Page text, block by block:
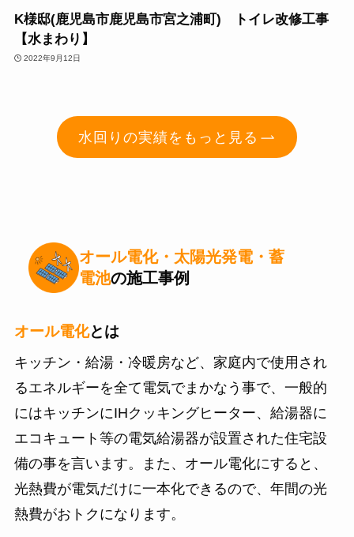
K様邸(鹿児島市鹿児島市宮之浦町) トイレ改修工事
【水まわり】
2022年9月12日
水回りの実績をもっと見る
オール電化・ 太陽光発電・蓄
電池の施工事例
オール電化とは
キッチン・給湯・冷暖房など、家庭内で使用され
るエネルギーを全て電気でまかなう事で、一般的
にはキッチンにIHクッキングヒーター、給湯器に
エコキュート等の電気給湯器が設置された住宅設
備の事を言います。また、オール電化にすると、
光熱費が電気だけに一本化できるので、年間の光
熱費がおトクになります。